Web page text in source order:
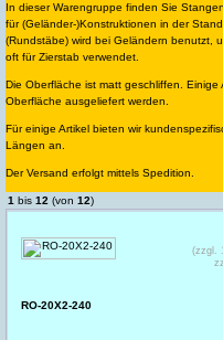
In dieser Warengruppe finden Sie
für (Geländer-)Konstruktionen in der
(Rundstäbe) wird bei Geländern benutzt,
oft für Zierstab verwendet.
Die Oberfläche ist matt geschliffen.
Oberfläche ausgeliefert werden.
Für einige Artikel bieten wir
Längen an.
Der Versand erfolgt mittels Spedition.
1 bis 12 (von 12)
RO-20X2-240
(zzgl.